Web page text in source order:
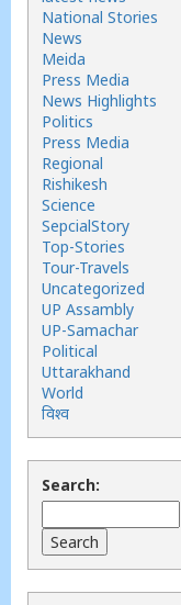
National Stories
News
Meida
Press Media
News Highlights
Politics
Press Media
Regional
Rishikesh
Science
SepcialStory
Top-Stories
Tour-Travels
Uncategorized
UP Assambly
UP-Samachar
Political
Uttarakhand
World
विश्व
Search: